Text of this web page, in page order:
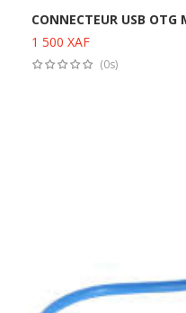
CONNECTEUR USB OTG
1 500 XAF
(0s)